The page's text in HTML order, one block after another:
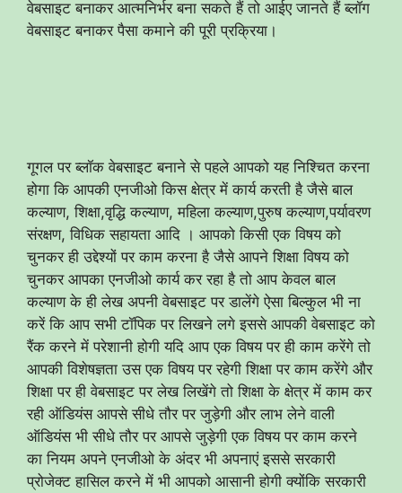
वेबसाइट बनाकर आत्मनिर्भर बना सकते हैं तो आईए जानते हैं ब्लॉग
वेबसाइट बनाकर पैसा कमाने की पूरी प्रक्रिया।
गूगल पर ब्लॉक वेबसाइट बनाने से पहले आपको यह निश्चित करना
होगा कि आपकी एनजीओ किस क्षेत्र में कार्य करती है जैसे बाल
कल्याण, शिक्षा,वृद्धि कल्याण, महिला कल्याण,पुरुष कल्याण,पर्यावरण
संरक्षण, विधिक सहायता आदि । आपको किसी एक विषय को
चुनकर ही उद्देश्यों पर काम करना है जैसे आपने शिक्षा विषय को
चुनकर आपका एनजीओ कार्य कर रहा है तो आप केवल बाल
कल्याण के ही लेख अपनी वेबसाइट पर डालेंगे ऐसा बिल्कुल भी ना
करें कि आप सभी टॉपिक पर लिखने लगे इससे आपकी वेबसाइट को
रैंक करने में परेशानी होगी यदि आप एक विषय पर ही काम करेंगे तो
आपकी विशेषज्ञता उस एक विषय पर रहेगी शिक्षा पर काम करेंगे और
शिक्षा पर ही वेबसाइट पर लेख लिखेंगे तो शिक्षा के क्षेत्र में काम कर
रही ऑडियंस आपसे सीधे तौर पर जुड़ेगी और लाभ लेने वाली
ऑडियंस भी सीधे तौर पर आपसे जुड़ेगी एक विषय पर काम करने
का नियम अपने एनजीओ के अंदर भी अपनाएं इससे सरकारी
प्रोजेक्ट हासिल करने में भी आपको आसानी होगी क्योंकि सरकारी